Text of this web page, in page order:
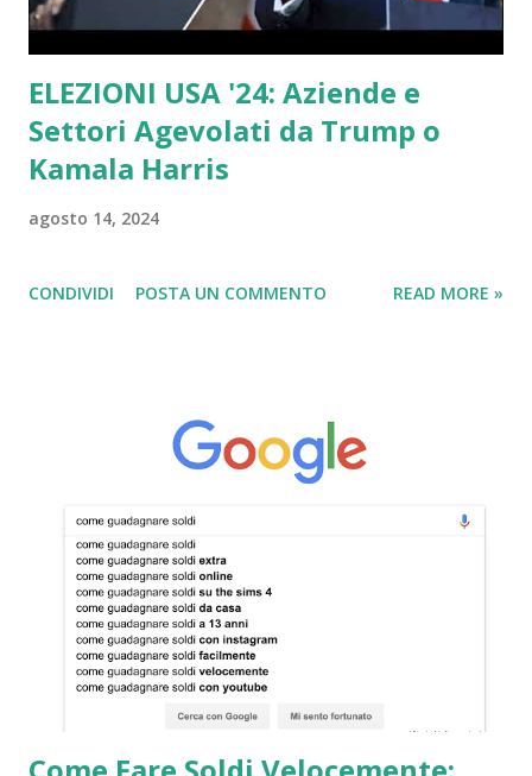
ELEZIONI USA '24: Aziende e
Settori Agevolati da Trump o
Kamala Harris
agosto 14, 2024
CONDIVIDI POSTA UN COMMENTO READ MORE »